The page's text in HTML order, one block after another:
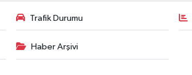
Trafik Durumu
Haber Arşivi